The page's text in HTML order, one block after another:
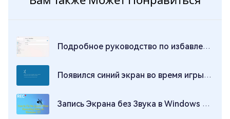
Подробное руководство по избавлению от синего экрана смерти в Windows 11 24H2
Появился синий экран во время игры? 6 способов исправить ошибку
Запись Экрана без Звука в Windows 11/10: Как Исправить?